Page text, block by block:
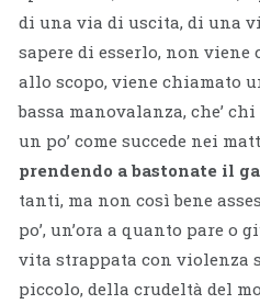
di una via di uscita, di una
sapere di esserlo, non
allo scopo, viene chiamato
bassa manovalanza, che’
un po’ come succede nei
prendendo a bastonate il
tanti, ma non così bene
po’, un’ora a quanto pare
vita strappata con violenza
piccolo, della crudeltà del